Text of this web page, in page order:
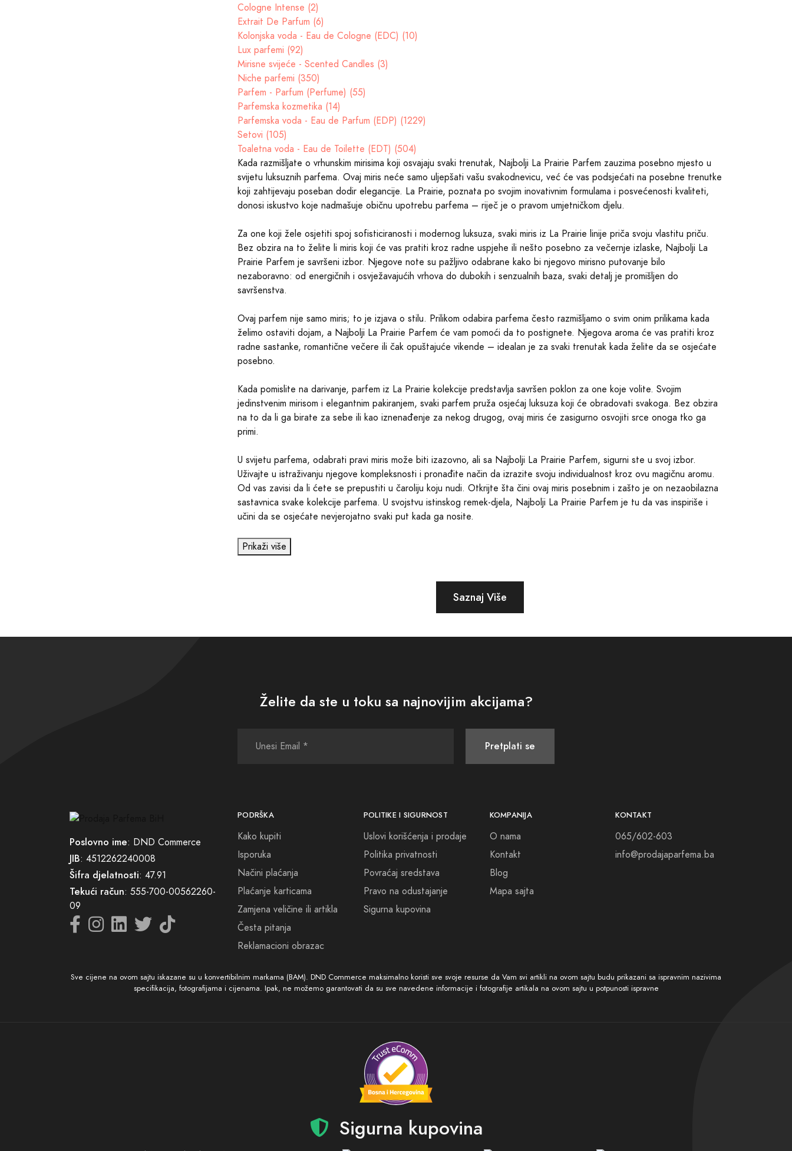
Cologne Intense (2)
Extrait De Parfum (6)
Kolonjska voda - Eau de Cologne (EDC) (10)
Lux parfemi (92)
Mirisne svijeće - Scented Candles (3)
Niche parfemi (350)
Parfem - Parfum (Perfume) (55)
Parfemska kozmetika (14)
Parfemska voda - Eau de Parfum (EDP) (1229)
Setovi (105)
Toaletna voda - Eau de Toilette (EDT) (504)
Kada razmišljate o vrhunskim mirisima koji osvajaju svaki trenutak, Najbolji La Prairie Parfem zauzima posebno mjesto u
svijetu luksuznih parfema. Ovaj miris neće samo uljepšati vašu svakodnevicu, već će vas podsjećati na posebne trenutke
koji zahtijevaju poseban dodir elegancije. La Prairie, poznata po svojim inovativnim formulama i posvećenosti kvaliteti,
donosi iskustvo koje nadmašuje običnu upotrebu parfema – riječ je o pravom umjetničkom djelu.
Za one koji žele osjetiti spoj sofisticiranosti i modernog luksuza, svaki miris iz La Prairie linije priča svoju vlastitu priču.
Bez obzira na to želite li miris koji će vas pratiti kroz radne uspjehe ili nešto posebno za večernje izlaske, Najbolji La
Prairie Parfem je savršeni izbor. Njegove note su pažljivo odabrane kako bi njegovo mirisno putovanje bilo
nezaboravno: od energičnih i osvježavajućih vrhova do dubokih i senzualnih baza, svaki detalj je promišljen do
savršenstva.
Ovaj parfem nije samo miris; to je izjava o stilu. Prilikom odabira parfema često razmišljamo o svim onim prilikama kada
želimo ostaviti dojam, a Najbolji La Prairie Parfem će vam pomoći da to postignete. Njegova aroma će vas pratiti kroz
radne sastanke, romantične večere ili čak opuštajuće vikende – idealan je za svaki trenutak kada želite da se osjećate
posebno.
Kada pomislite na darivanje, parfem iz La Prairie kolekcije predstavlja savršen poklon za one koje volite. Svojim
jedinstvenim mirisom i elegantnim pakiranjem, svaki parfem pruža osjećaj luksuza koji će obradovati svakoga. Bez obzira
na to da li ga birate za sebe ili kao iznenađenje za nekog drugog, ovaj miris će zasigurno osvojiti srce onoga tko ga
primi.
U svijetu parfema, odabrati pravi miris može biti izazovno, ali sa Najbolji La Prairie Parfem, sigurni ste u svoj izbor.
Uživajte u istraživanju njegove kompleksnosti i pronađite način da izrazite svoju individualnost kroz ovu magičnu aromu.
Od vas zavisi da li ćete se prepustiti u čaroliju koju nudi. Otkrijte šta čini ovaj miris posebnim i zašto je on nezaobilazna
sastavnica svake kolekcije parfema. U svojstvu istinskog remek-djela, Najbolji La Prairie Parfem je tu da vas inspiriše i
učini da se osjećate nevjerojatno svaki put kada ga nosite.
Prikaži više
Saznaj Više
Želite da ste u toku sa najnovijim akcijama?
Pretplati se
Poslovno ime: DND Commerce
JIB: 4512262240008
Šifra djelatnosti: 47.91
Tekući račun: 555-700-00562260-
09
PODRŠKA
Kako kupiti
Isporuka
Načini plaćanja
Plaćanje karticama
Zamjena veličine ili artikla
Česta pitanja
Reklamacioni obrazac
POLITIKE I SIGURNOST
Uslovi korišćenja i prodaje
Politika privatnosti
Povraćaj sredstava
Pravo na odustajanje
Sigurna kupovina
KOMPANIJA
O nama
Kontakt
Blog
Mapa sajta
KONTAKT
065/602-603
info@prodajaparfema.ba
Sve cijene na ovom sajtu iskazane su u konvertibilnim markama (BAM). DND Commerce maksimalno koristi sve svoje resurse da Vam svi artikli na ovom sajtu budu prikazani sa ispravnim nazivima
specifikacija, fotografijama i cijenama. Ipak, ne možemo garantovati da su sve navedene informacije i fotografije artikala na ovom sajtu u potpunosti ispravne
Sigurna kupovina